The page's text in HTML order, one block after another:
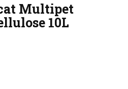
Multipet
10L